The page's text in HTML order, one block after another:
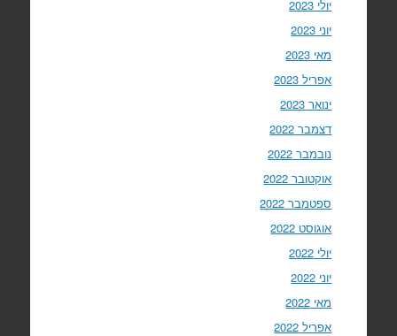
יולי 2023
יוני 2023
מאי 2023
אפריל 2023
ינואר 2023
דצמבר 2022
נובמבר 2022
אוקטובר 2022
ספטמבר 2022
אוגוסט 2022
יולי 2022
יוני 2022
מאי 2022
אפריל 2022